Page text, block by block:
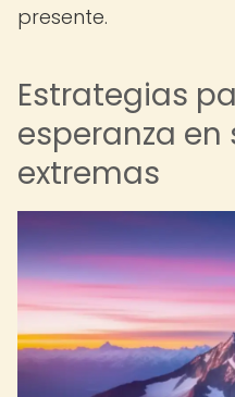
presente.
Estrategias
esperanza
extremas